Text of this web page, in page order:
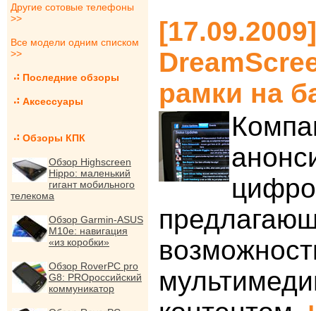
Другие сотовые телефоны
>>
Все модели одним списком
>>
Последние обзоры
Аксессуары
Обзоры КПК
Обзор Highscreen
Hippo: маленький
гигант мобильного
телекома
Обзор Garmin-ASUS
M10e: навигация
«из коробки»
Обзор RoverPC pro
G8: PROроссийский
коммуникатор
рамки на